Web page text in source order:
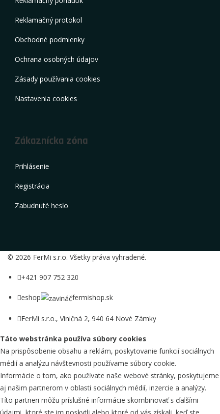
Reklamačný protokol
Obchodné podmienky
Ochrana osobných údajov
Zásady používania cookies
Nastavenia cookies
Zákaznícka zóna
Prihlásenie
Registrácia
Zabudnuté heslo
© 2026 FerMi s.r.o. Všetky práva vyhradené.
+421 907 752 320
eshop fermishop.sk
FerMi s.r.o., Viničná 2, 940 64 Nové Zámky
Táto webstránka používa súbory cookies
Na prispôsobenie obsahu a reklám, poskytovanie funkcií sociálnych
médií a analýzu návštevnosti používame súbory cookie.
Informácie o tom, ako používate naše webové stránky, poskytujeme
aj našim partnerom v oblasti sociálnych médií, inzercie a analýzy.
Títo partneri môžu príslušné informácie skombinovať s ďalšími
údajmi, ktoré ste im poskytli alebo ktoré od vás získali, keď ste